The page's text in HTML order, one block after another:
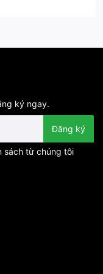
ký ngay.
Đăng ký
sách từ chúng tôi